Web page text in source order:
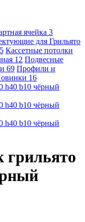
ячейка 3
для Грильято
5 Кассетные потолки
12 Подвесные
69 Профили и
16
грильято